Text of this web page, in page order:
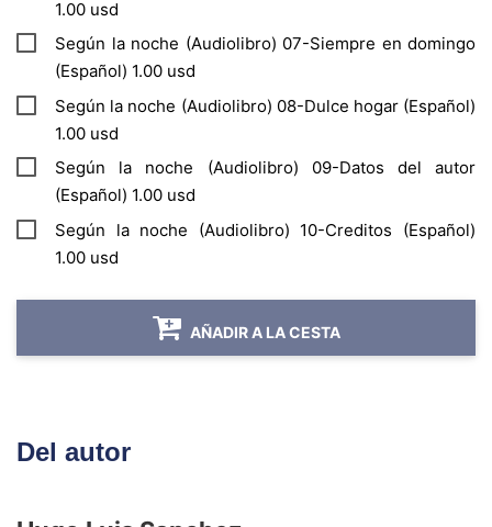
1.00 usd
Según la noche (Audiolibro) 07-Siempre en domingo
(Español) 1.00 usd
Según la noche (Audiolibro) 08-Dulce hogar (Español)
1.00 usd
Según la noche (Audiolibro) 09-Datos del autor
(Español) 1.00 usd
Según la noche (Audiolibro) 10-Creditos (Español)
1.00 usd
AÑADIR A LA CESTA
Del autor